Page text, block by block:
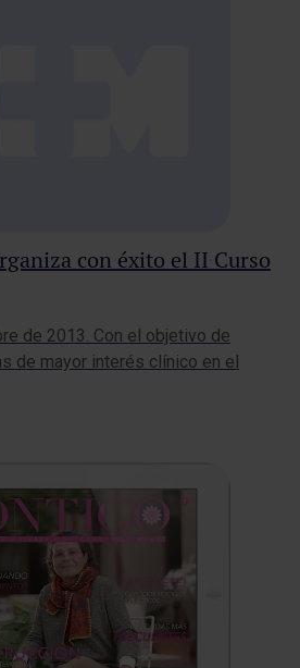
con éxito el II Curso
de 2013. Con el objetivo de
de mayor interés clínico en el